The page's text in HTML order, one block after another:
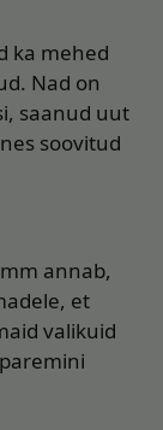
ka mehed
Nad on
saanud uut
soovitud
annab,
et
valikuid